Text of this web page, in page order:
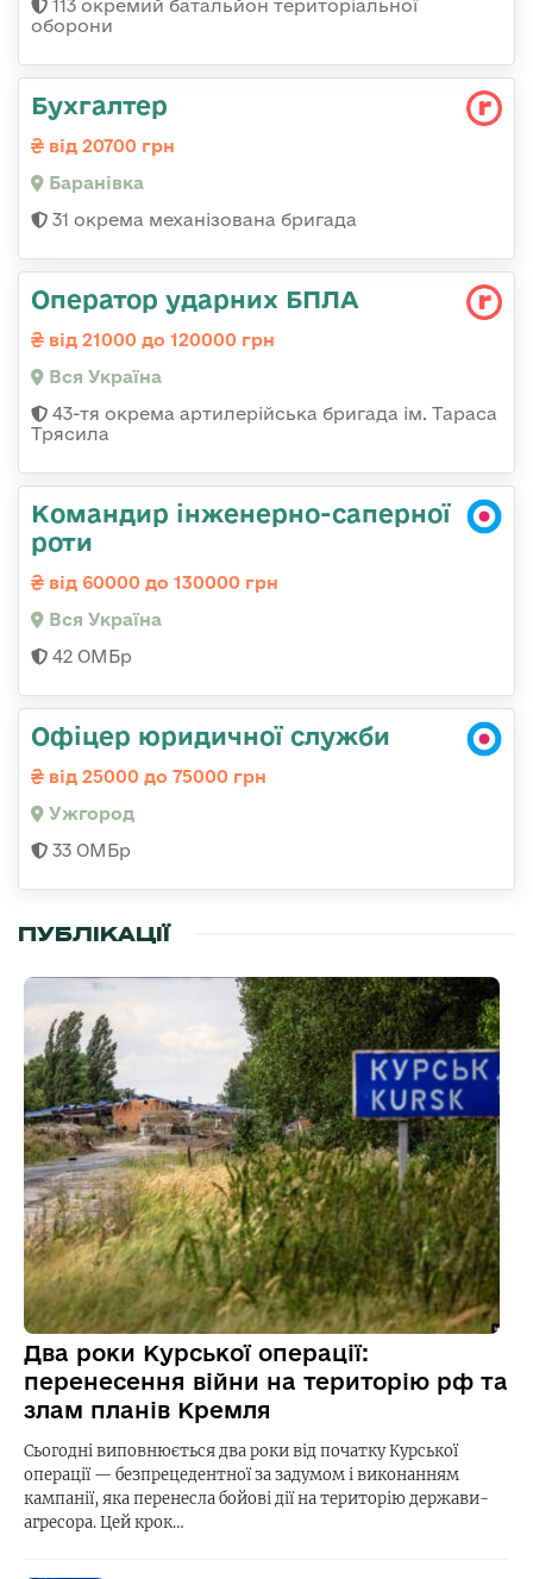
113 окремий батальйон територіальної
оборони
Бухгалтер
від 20700 грн
Баранівка
31 окрема механізована бригада
Оператор ударних БПЛА
від 21000 до 120000 грн
Вся Україна
43-тя окрема артилерійська бригада ім. Тараса
Трясила
Командир інженерно-саперної
роти
від 60000 до 130000 грн
Вся Україна
42 ОМБр
Офіцер юридичної служби
від 25000 до 75000 грн
Ужгород
33 ОМБр
ПУБЛІКАЦІЇ
Два роки Курської операції:
перенесення війни на територію рф та
злам планів Кремля
Сьогодні виповнюється два роки від початку Курської
операції — безпрецедентної за задумом і виконанням
кампанії, яка перенесла бойові дії на територію держави-
агресора. Цей крок…